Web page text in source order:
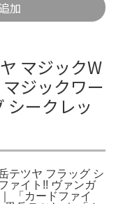
加
マジックW
ジックワー
シークレッ
テツヤ フラッグ シ
ァイト!! ヴァンガ
「カードファイ